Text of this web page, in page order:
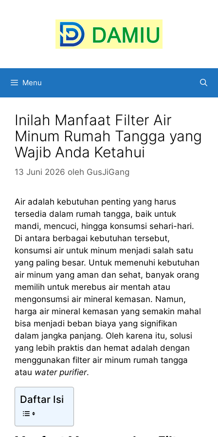
Menu
Inilah Manfaat Filter Air
Minum Rumah Tangga yang
Wajib Anda Ketahui
13 Juni 2026 oleh GusJiGang
Air adalah kebutuhan penting yang harus
tersedia dalam rumah tangga, baik untuk
mandi, mencuci, hingga konsumsi sehari-hari.
Di antara berbagai kebutuhan tersebut,
konsumsi air untuk minum menjadi salah satu
yang paling besar. Untuk memenuhi kebutuhan
air minum yang aman dan sehat, banyak orang
memilih untuk merebus air mentah atau
mengonsumsi air mineral kemasan. Namun,
harga air mineral kemasan yang semakin mahal
bisa menjadi beban biaya yang signifikan
dalam jangka panjang. Oleh karena itu, solusi
yang lebih praktis dan hemat adalah dengan
menggunakan filter air minum rumah tangga
atau water purifier.
Daftar Isi